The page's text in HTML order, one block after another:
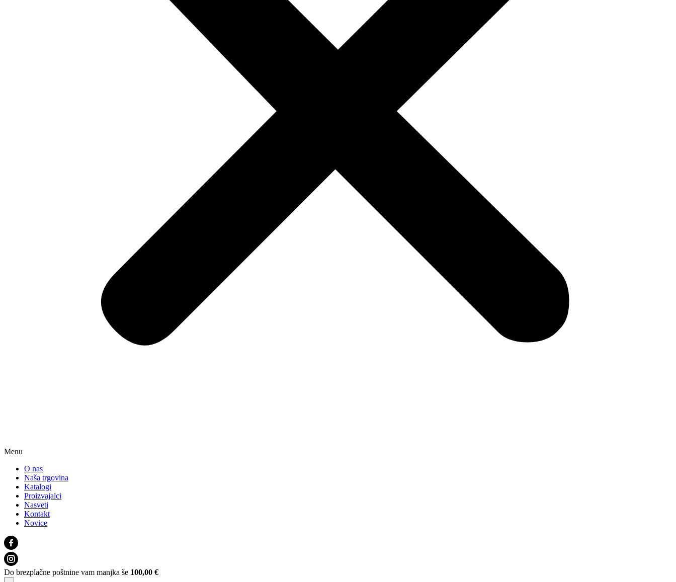
Menu
O nas
Naša trgovina
Katalogi
Proizvajalci
Nasveti
Kontakt
Novice
Do brezplačne poštnine vam manjka še 100,00 €